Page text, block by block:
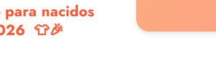
para nacidos
👕🎉